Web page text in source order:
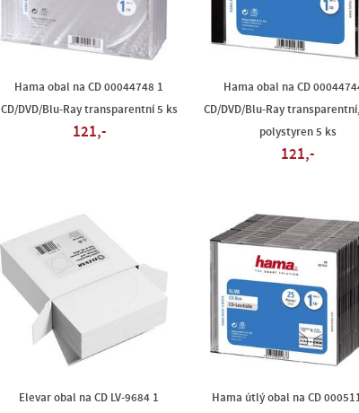
Hama obal na CD 00044748 1
CD/DVD/Blu-Ray transparentní 5 ks
121,-
Hama obal na CD
CD/DVD/Blu-Ray
polystyren 5 ks
121,-
Elevar obal na CD LV-9684 1
Hama útlý obal na CD